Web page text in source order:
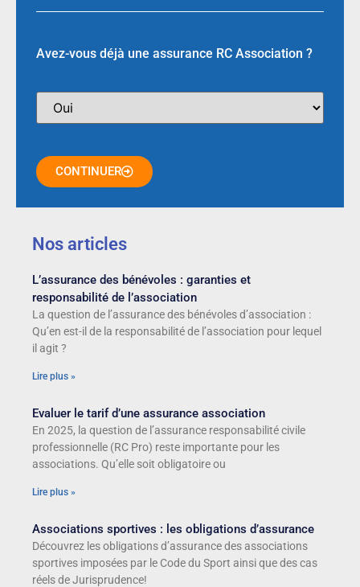
Avez-vous déjà une assurance RC Association ?
CONTINUER
Nos articles
L’assurance des bénévoles : garanties et
responsabilité de l’association
La question de l’assurance des bénévoles d’association :
Qu’en est-il de la responsabilité de l’association pour lequel
il agit ?
Lire plus »
Evaluer le tarif d’une assurance association
En 2025, la question de l’assurance responsabilité civile
professionnelle (RC Pro) reste importante pour les
associations. Qu’elle soit obligatoire ou
Lire plus »
Associations sportives : les obligations d’assurance
Découvrez les obligations d’assurance des associations
sportives imposées par le Code du Sport ainsi que des cas
réels de Jurisprudence!